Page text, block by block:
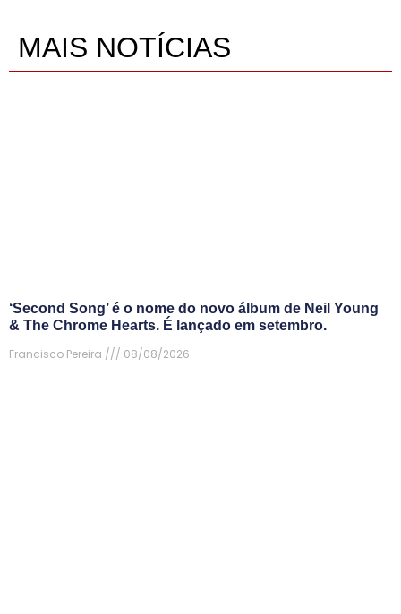
MAIS NOTÍCIAS
‘Second Song’ é o nome do novo álbum de Neil Young
& The Chrome Hearts. É lançado em setembro.
Francisco Pereira
08/08/2026